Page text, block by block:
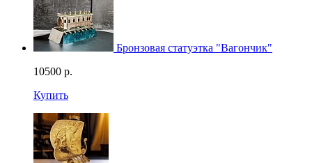
Бронзовая статуэтка "Вагончик"
10500 р.
Купить